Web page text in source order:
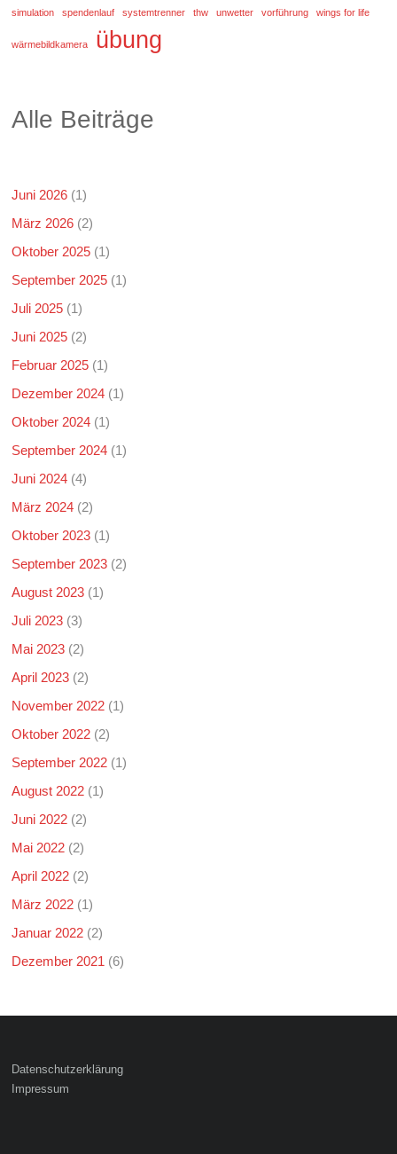
simulation
spendenlauf systemtrenner thw unwetter vorführung wings for life
wärmebildkamera übung
Alle Beiträge
Juni 2026 (1)
März 2026 (2)
Oktober 2025 (1)
September 2025 (1)
Juli 2025 (1)
Juni 2025 (2)
Februar 2025 (1)
Dezember 2024 (1)
Oktober 2024 (1)
September 2024 (1)
Juni 2024 (4)
März 2024 (2)
Oktober 2023 (1)
September 2023 (2)
August 2023 (1)
Juli 2023 (3)
Mai 2023 (2)
April 2023 (2)
November 2022 (1)
Oktober 2022 (2)
September 2022 (1)
August 2022 (1)
Juni 2022 (2)
Mai 2022 (2)
April 2022 (2)
März 2022 (1)
Januar 2022 (2)
Dezember 2021 (6)
Datenschutzerklärung
Impressum